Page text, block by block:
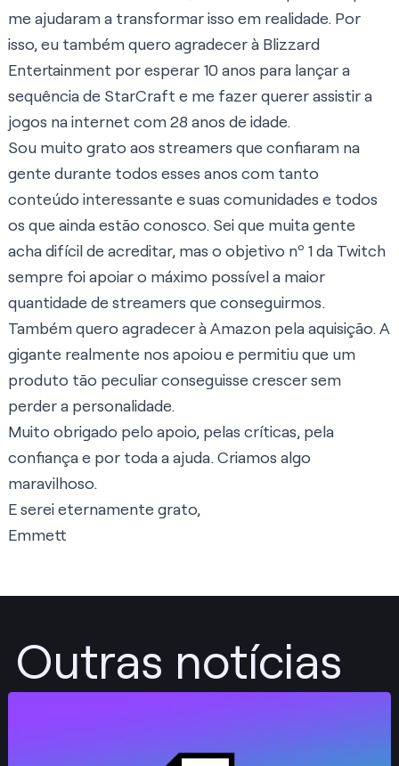
me ajudaram a transformar isso em realidade. Por
isso, eu também quero agradecer à Blizzard
Entertainment por esperar 10 anos para lançar a
sequência de StarCraft e me fazer querer assistir a
jogos na internet com 28 anos de idade.
Sou muito grato aos streamers que confiaram na
gente durante todos esses anos com tanto
conteúdo interessante e suas comunidades e todos
os que ainda estão conosco. Sei que muita gente
acha difícil de acreditar, mas o objetivo nº 1 da Twitch
sempre foi apoiar o máximo possível a maior
quantidade de streamers que conseguirmos.
Também quero agradecer à Amazon pela aquisição. A
gigante realmente nos apoiou e permitiu que um
produto tão peculiar conseguisse crescer sem
perder a personalidade.
Muito obrigado pelo apoio, pelas críticas, pela
confiança e por toda a ajuda. Criamos algo
maravilhoso.
E serei eternamente grato,
Emmett
Outras notícias